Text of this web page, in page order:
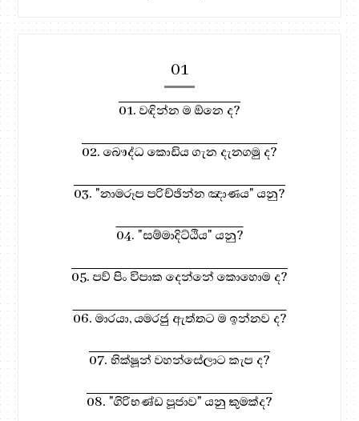
01
01. වඳින්න ම ඕනෙ ද?
02. බෞද්ධ කොඩිය ගැන දැනගමු ද?
03. "නාමරූප පරිච්ඡින්න ඤාණය" යනු?
04. "සම්මාදිට්ඨිය" යනු?
05. පව් පිං විපාක දෙන්නේ කොහොම ද?
06. මාරයා, යමරජු ඇත්තට ම ඉන්නව ද?
07. භික්ෂූන් වහන්සේලාට කැප ද?
08. "ගිරිභණ්ඩ පූජාව" යනු කුමක්ද?